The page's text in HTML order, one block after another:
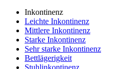
Inkontinenz
Leichte Inkontinenz
Mittlere Inkontinenz
Starke Inkontinenz
Sehr starke Inkontinenz
Bettlägerigkeit
Stuhlinkontinenz